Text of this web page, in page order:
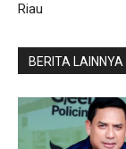
Riau
BERITA LAINNYA